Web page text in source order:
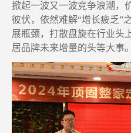
掀起一波又一波竞争浪潮 ，
彼伏， 依然难解“增长疲乏”
展瓶颈，打散盘旋在行业头
居品牌未来增量的头等大事。